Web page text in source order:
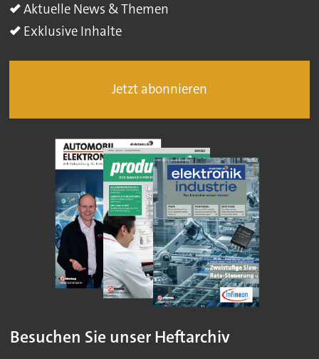
Aktuelle News & Themen
Exklusive Inhalte
Jetzt abonnieren
Besuchen Sie unser Heftarchiv